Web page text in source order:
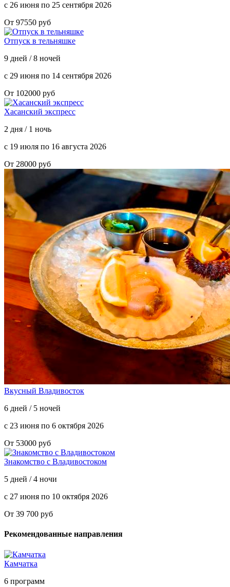
с 26 июня по 25 сентября 2026
От 97550 руб
Отпуск в тельняшке
9 дней / 8 ночей
с 29 июня по 14 сентября 2026
От 102000 руб
Хасанский экспресс
2 дня / 1 ночь
с 19 июля по 16 августа 2026
От 28000 руб
Вкусный Владивосток
6 дней / 5 ночей
с 23 июня по 6 октября 2026
От 53000 руб
Знакомство с Владивостоком
5 дней / 4 ночи
с 27 июня по 10 октября 2026
От 39 700 руб
Рекомендованные направления
Камчатка
6 программ